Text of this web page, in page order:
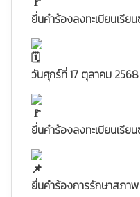
ยื่นคำร้องลงทะเบียนเรีย
วันศุกร์ที่ 17 ตุลาคม 2568
ยื่นคำร้องลงทะเบียนเรีย
ยื่นคำร้องการรักษาสภา